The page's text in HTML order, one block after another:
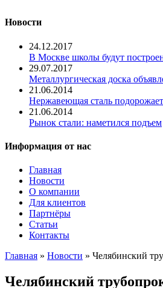
Новости
24.12.2017
В Москве школы будут
29.07.2017
Металлургическая доска
21.06.2014
Нержавеющая сталь подорожает
21.06.2014
Рынок стали: наметился подъем
Информация от нас
Главная
Новости
О компании
Для клиентов
Партнёры
Статьи
Контакты
Главная » Новости » Челябинский
Челябинский